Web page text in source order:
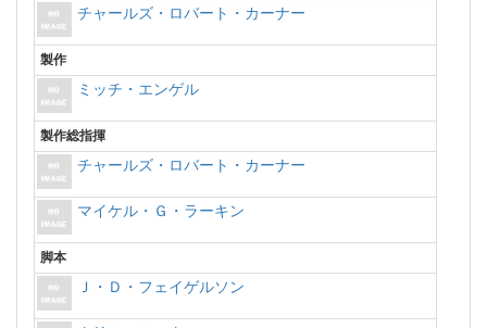
チャールズ・ロバート・カーナー
製作
ミッチ・エンゲル
製作総指揮
チャールズ・ロバート・カーナー
マイケル・Ｇ・ラーキン
脚本
Ｊ・Ｄ・フェイゲルソン